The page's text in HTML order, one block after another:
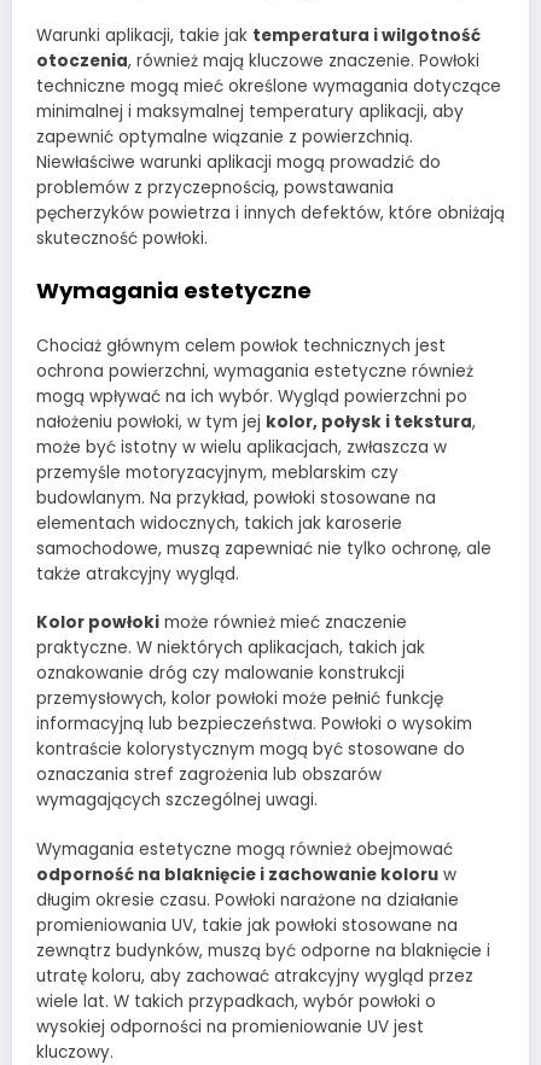
Warunki aplikacji, takie jak temperatura i wilgotność
otoczenia, również mają kluczowe znaczenie. Powłoki
techniczne mogą mieć określone wymagania dotyczące
minimalnej i maksymalnej temperatury aplikacji, aby
zapewnić optymalne wiązanie z powierzchnią.
Niewłaściwe warunki aplikacji mogą prowadzić do
problemów z przyczepnością, powstawania
pęcherzyków powietrza i innych defektów, które obniżają
skuteczność powłoki.
Wymagania estetyczne
Chociaż głównym celem powłok technicznych jest
ochrona powierzchni, wymagania estetyczne również
mogą wpływać na ich wybór. Wygląd powierzchni po
nałożeniu powłoki, w tym jej kolor, połysk i tekstura,
może być istotny w wielu aplikacjach, zwłaszcza w
przemyśle motoryzacyjnym, meblarskim czy
budowlanym. Na przykład, powłoki stosowane na
elementach widocznych, takich jak karoserie
samochodowe, muszą zapewniać nie tylko ochronę, ale
także atrakcyjny wygląd.
Kolor powłoki może również mieć znaczenie
praktyczne. W niektórych aplikacjach, takich jak
oznakowanie dróg czy malowanie konstrukcji
przemysłowych, kolor powłoki może pełnić funkcję
informacyjną lub bezpieczeństwa. Powłoki o wysokim
kontraście kolorystycznym mogą być stosowane do
oznaczania stref zagrożenia lub obszarów
wymagających szczególnej uwagi.
Wymagania estetyczne mogą również obejmować
odporność na blaknięcie i zachowanie koloru w
długim okresie czasu. Powłoki narażone na działanie
promieniowania UV, takie jak powłoki stosowane na
zewnątrz budynków, muszą być odporne na blaknięcie i
utratę koloru, aby zachować atrakcyjny wygląd przez
wiele lat. W takich przypadkach, wybór powłoki o
wysokiej odporności na promieniowanie UV jest
kluczowy.